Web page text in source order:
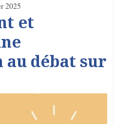
2025
et
débat sur